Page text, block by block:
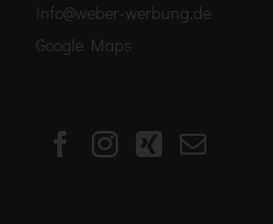
info@weber-werbung.de
Google Maps